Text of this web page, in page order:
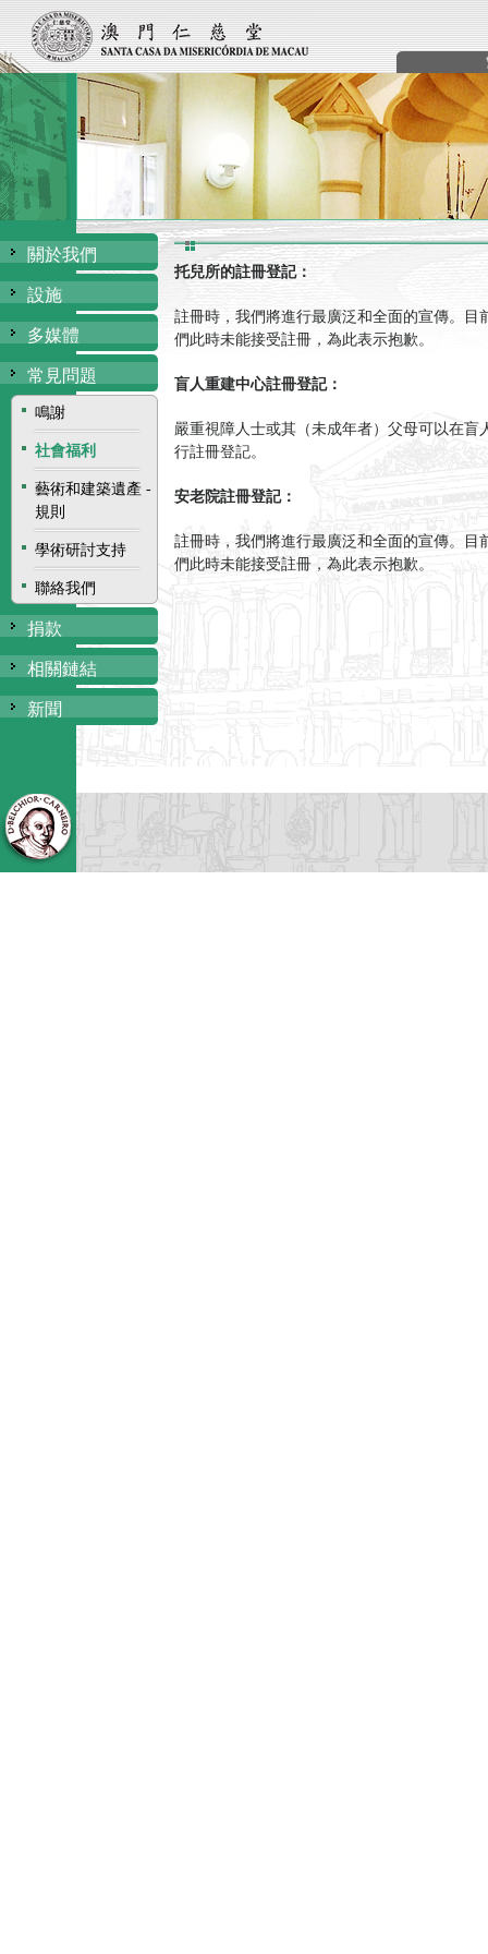
關於我們
設施
多媒體
常見問題
鳴謝
社會福利
藝術和建築遺產 -
規則
學術研討支持
聯絡我們
捐款
相關鏈結
新聞
托兒所的註冊登記：
註冊時，我們將進行最廣泛和全面的宣傳。
們此時未能接受註冊，為此表示抱歉。
盲人重建中心註冊登記：
嚴重視障人士或其（未成年者）父母可以在
行註冊登記。
安老院註冊登記：
註冊時，我們將進行最廣泛和全面的宣傳。
們此時未能接受註冊，為此表示抱歉。